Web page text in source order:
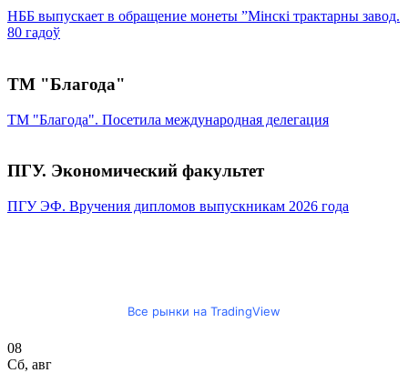
НББ выпускает в обращение монеты ”Мінскі трактарны завод.
80 гадоў
ТМ "Благода"
ТМ "Благода". Посетила международная делегация
ПГУ. Экономический факультет
ПГУ ЭФ. Вручения дипломов выпускникам 2026 года
Все рынки на TradingView
08
Сб, авг